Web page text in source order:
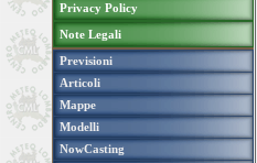
Privacy Policy
Note Legali
Previsioni
Articoli
Mappe
Modelli
NowCasting